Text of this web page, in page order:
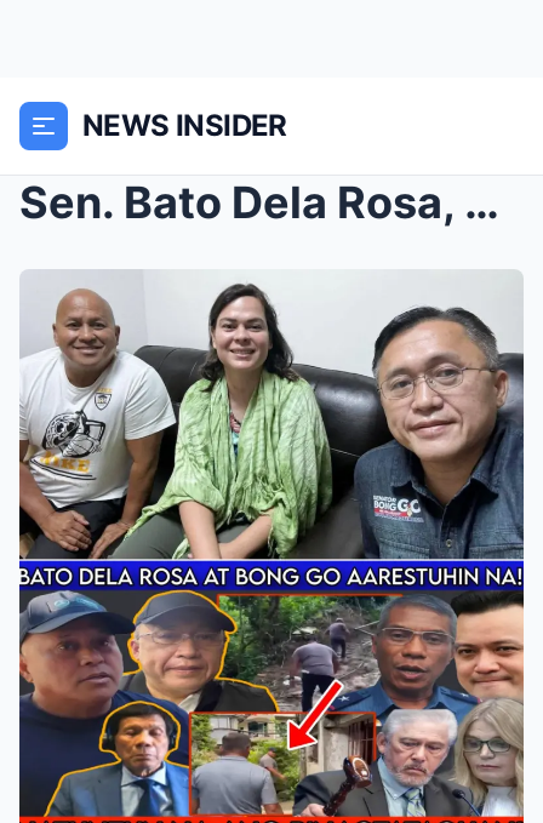
NEWS INSIDER
Sen. Bato Dela Rosa, Di Pa Rin Nagpapakita: Sunod-...